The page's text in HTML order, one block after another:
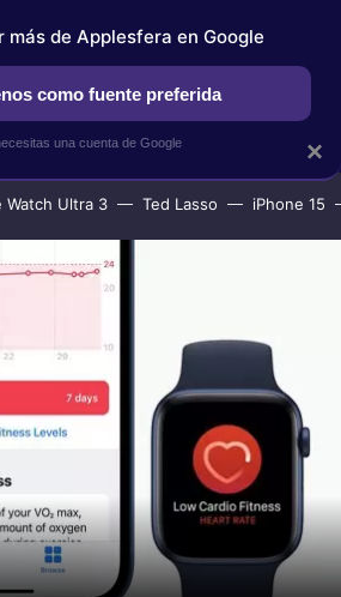
APPLESFERA SELECCIÓN
Watch Ultra 3 Ted Lasso iPhone 15
×
más de Applesfera en Google
como fuente preferida
una cuenta de Google